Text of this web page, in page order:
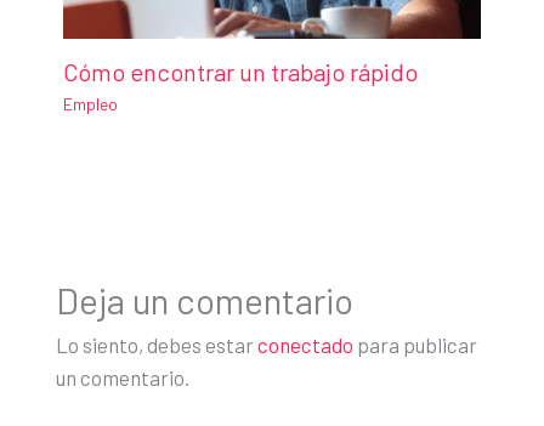
Cómo encontrar un trabajo rápido
Empleo
Deja un comentario
Lo siento, debes estarconectado para publicar
un comentario.